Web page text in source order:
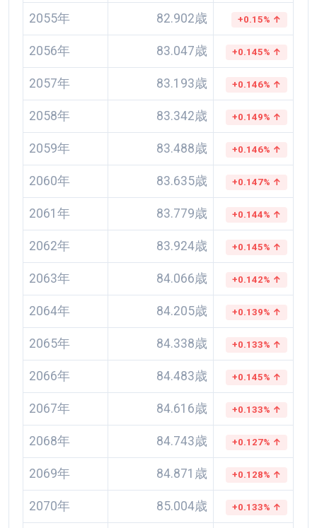
2055年 82.902歳 +0.15% ↑
2056年 83.047歳 +0.145% ↑
2057年 83.193歳 +0.146% ↑
2058年 83.342歳 +0.149% ↑
2059年 83.488歳 +0.146% ↑
2060年 83.635歳 +0.147% ↑
2061年 83.779歳 +0.144% ↑
2062年 83.924歳 +0.145% ↑
2063年 84.066歳 +0.142% ↑
2064年 84.205歳 +0.139% ↑
2065年 84.338歳 +0.133% ↑
2066年 84.483歳 +0.145% ↑
2067年 84.616歳 +0.133% ↑
2068年 84.743歳 +0.127% ↑
2069年 84.871歳 +0.128% ↑
2070年 85.004歳 +0.133% ↑